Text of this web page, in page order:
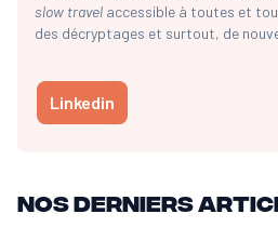
slow travel accessible à toutes et
des décryptages et surtout, de
Linkedin
Nos derniers